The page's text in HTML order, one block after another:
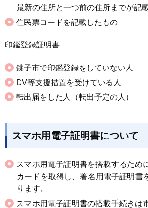
最新の住所と一つ前の住所までが記
住民票コードを記載したもの
印鑑登録証明書
銚子市で印鑑登録をしていない人
DV等支援措置を受けている人
転出届をした人（転出予定の人）
スマホ用電子証明書について
スマホ用電子証明書を搭載するため
カードを取得し、署名用電子証明書
ります。
スマホ用電子証明書の搭載手続きは